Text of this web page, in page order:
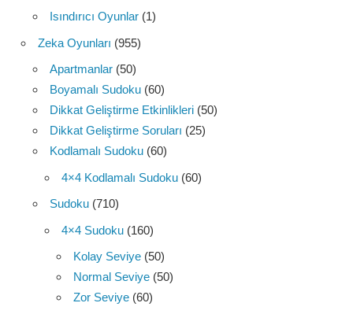
Isındırıcı Oyunlar (1)
Zeka Oyunları (955)
Apartmanlar (50)
Boyamalı Sudoku (60)
Dikkat Geliştirme Etkinlikleri (50)
Dikkat Geliştirme Soruları (25)
Kodlamalı Sudoku (60)
4×4 Kodlamalı Sudoku (60)
Sudoku (710)
4×4 Sudoku (160)
Kolay Seviye (50)
Normal Seviye (50)
Zor Seviye (60)